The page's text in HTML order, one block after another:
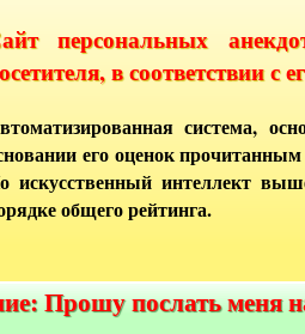
персональных
в соответствии
система,
его оценок
искусственный интеллект
общего рейтинга.
Прошу послать меня
Прошу послать меня